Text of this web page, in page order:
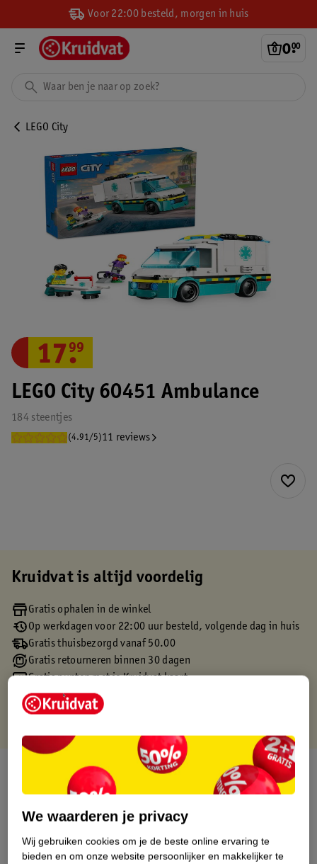
Voor 22:00 besteld, morgen in huis
0.
00
LEGO City
LEGO City 60451 Ambulance
184 steentjes
(4.91/5)11 reviews
17.
99
Kruidvat is altijd voordelig
Gratis ophalen in de winkel
Op werkdagen voor 22:00 uur besteld, volgende dag in huis
Gratis thuisbezorgd vanaf 50.00
Gratis retourneren binnen 30 dagen
Gratis punten met je Kruidvat kaart
Over dit product
Etiketinformatie
We waarderen je privacy
Wij gebruiken cookies om je de beste online ervaring te
bieden en om onze website persoonlijker en makkelijker te